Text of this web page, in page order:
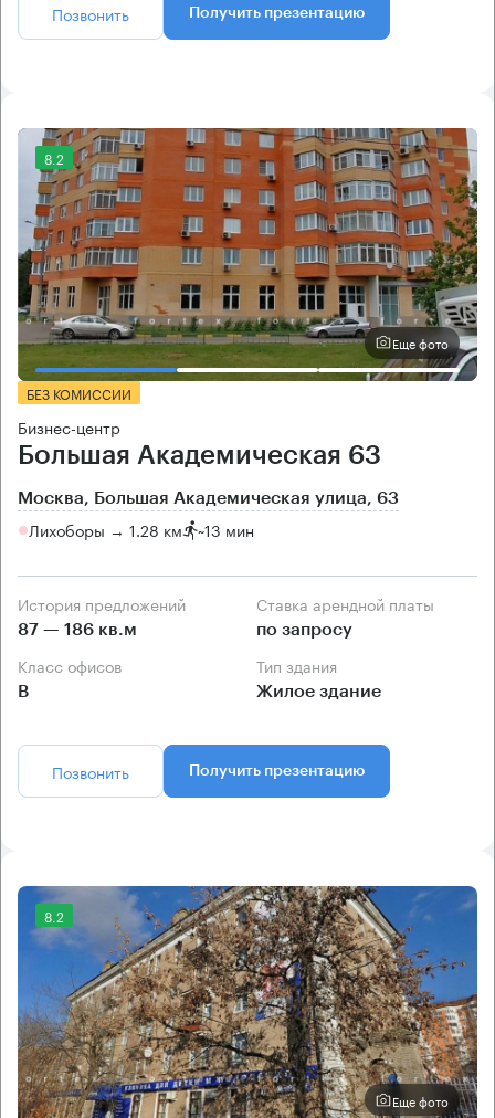
Позвонить Получить презентацию
8.2
Еще фото
БЕЗ КОМИССИИ
Бизнес-центр
Большая Академическая 63
Москва, Большая Академическая улица, 63
Лихоборы → 1.28 км ~13 мин
История предложений
87 — 186 кв.м
Ставка арендной платы
по запросу
Класс офисов
B
Тип здания
Жилое здание
Позвонить Получить презентацию
8.2
Еще фото